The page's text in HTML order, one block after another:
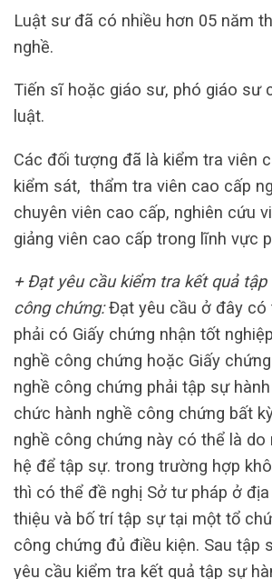
Luật sư đã có nhiều hơn 05 năm
nghề.
Tiến sĩ hoặc giáo sư, phó giáo sư
luật.
Các đối tượng đã là kiểm tra viên
kiểm sát, thẩm tra viên cao cấp
chuyên viên cao cấp, nghiên cứu
giảng viên cao cấp trong lĩnh vực
+ Đạt yêu cầu kiểm tra kết quả tập
công chứng:Đạt yêu cầu ở đây có
phải có Giấy chứng nhận tốt
nghề công chứng hoặc Giấy
nghề công chứng phải tập sự
chức hành nghề công chứng bất
nghề công chứng này có thể là
hệ để tập sự. trong trường hợp
thì có thể đề nghị Sở tư pháp ở
thiệu và bố trí tập sự tại một tổ
công chứng đủ điều kiện. Sau tập
yêu cầu kiểm tra kết quả tập sự